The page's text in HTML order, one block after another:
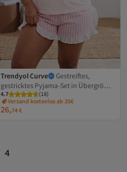
Trendyol Curve
Gestreiftes,
gestricktes Pyjama-Set in Übergröße
mit Puder-Rüschen-Detail
TBBSS26AI00090
4.7 (18)
Versand kostenlos ab 35€
26,74€
4